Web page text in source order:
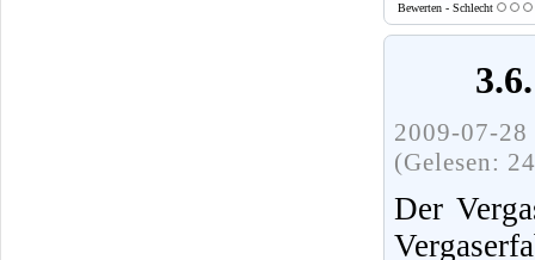
Bewerten - Schlecht
2009-07-
(Gelesen:
Der